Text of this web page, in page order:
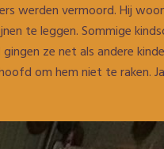
werden vermoord. Hij
te leggen. Sommige
ze net als andere
om hem niet te raken.